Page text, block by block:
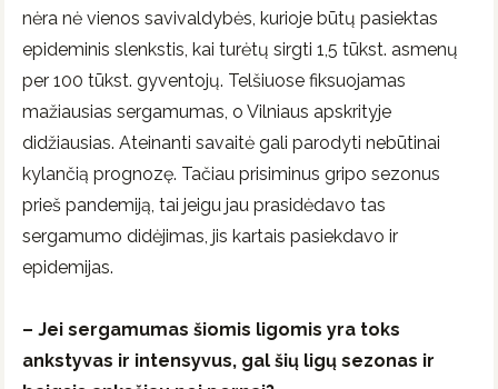
nėra nė vienos savivaldybės, kurioje būtų pasiektas
epideminis slenkstis, kai turėtų sirgti 1,5 tūkst. asmenų
per 100 tūkst. gyventojų. Telšiuose fiksuojamas
mažiausias sergamumas, o Vilniaus apskrityje
didžiausias. Ateinanti savaitė gali parodyti nebūtinai
kylančią prognozę. Tačiau prisiminus gripo sezonus
prieš pandemiją, tai jeigu jau prasidėdavo tas
sergamumo didėjimas, jis kartais pasiekdavo ir
epidemijas.
– Jei sergamumas šiomis ligomis yra toks
ankstyvas ir intensyvus, gal šių ligų sezonas ir